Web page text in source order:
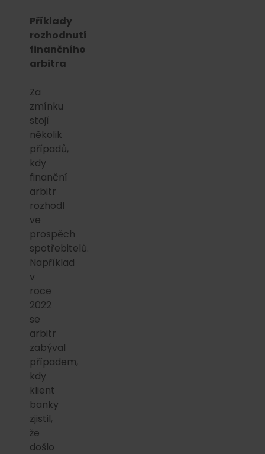
Příklady
rozhodnutí
finančního
arbitra
Za
zmínku
stojí
několik
případů,
kdy
finanční
arbitr
rozhodl
ve
prospěch
spotřebitelů.
Například
v
roce
2022
se
arbitr
zabýval
případem,
kdy
klient
banky
zjistil,
že
došlo